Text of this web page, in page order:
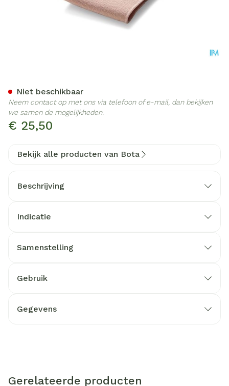
€ 25,50
Niet beschikbaar
Neem contact op met ons via telefoon of e-mail, dan bekijken
we samen de mogelijkheden.
Bekijk alle producten van Bota
Beschrijving
Indicatie
Samenstelling
Gebruik
Gegevens
Gerelateerde producten